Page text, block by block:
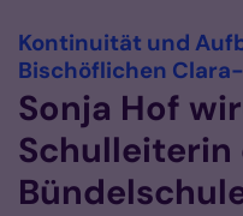
Zum Inhalt springen
Kontinuität und
Bischöflichen
Sonja Hof
Schulleiterin